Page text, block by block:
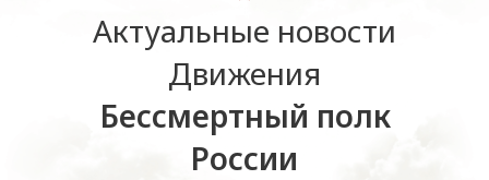
Актуальные новости
Движения
Бессмертный полк
России